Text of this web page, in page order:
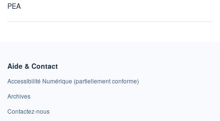
PEA
Aide & Contact
Accessibilité Numérique (partiellement conforme)
Archives
Contactez-nous